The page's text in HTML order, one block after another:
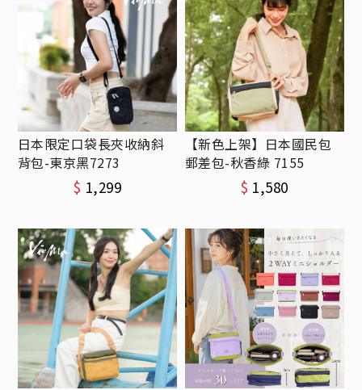
日本限定口袋長夾收納斜
背包-東京黑7273
$ 1,299
【新色上架】日本國民包
郵差包-秋香綠 7155
$ 1,580